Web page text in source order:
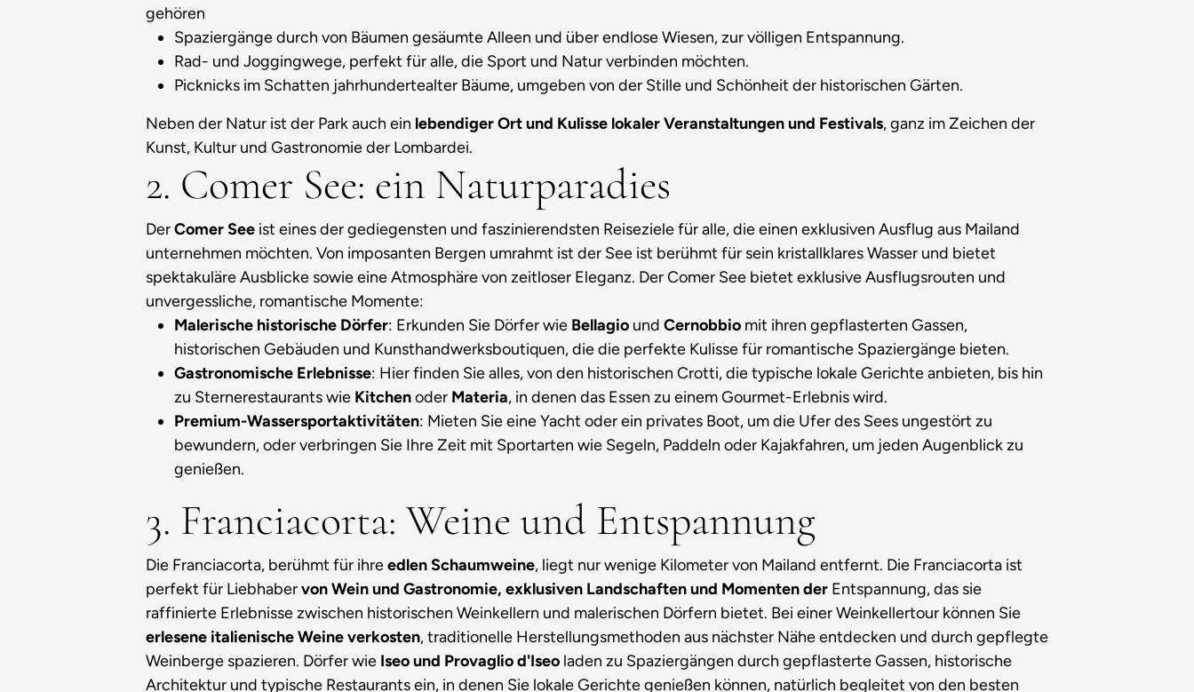
gehören
Spaziergänge durch von Bäumen gesäumte Alleen und über endlose Wiesen, zur völligen Entspannung.
Rad- und Joggingwege, perfekt für alle, die Sport und Natur verbinden möchten.
Picknicks im Schatten jahrhundertealter Bäume, umgeben von der Stille und Schönheit der historischen Gärten.
Neben der Natur ist der Park auch ein lebendiger Ort und Kulisse lokaler Veranstaltungen und Festivals, ganz im Zeichen der
Kunst, Kultur und Gastronomie der Lombardei.
2. Comer See: ein Naturparadies
DerComer See ist eines der gediegensten und faszinierendsten Reiseziele für alle, die einen exklusiven Ausflug aus Mailand
unternehmen möchten. Von imposanten Bergen umrahmt ist der See ist berühmt für sein kristallklares Wasser und bietet
spektakuläre Ausblicke sowie eine Atmosphäre von zeitloser Eleganz. Der Comer See bietet exklusive Ausflugsrouten und
unvergessliche, romantische Momente:
Malerische historische Dörfer: Erkunden Sie Dörfer wie Bellagio und Cernobbio mit ihren gepflasterten Gassen,
historischen Gebäuden und Kunsthandwerksboutiquen, die die perfekte Kulisse für romantische Spaziergänge bieten.
Gastronomische Erlebnisse: Hier finden Sie alles, von den historischen Crotti, die typische lokale Gerichte anbieten, bis hin
zu Sternerestaurants wie Kitchenoder Materia, in denen das Essen zu einem Gourmet-Erlebnis wird.
Premium-Wassersportaktivitäten: Mieten Sie eine Yacht oder ein privates Boot, um die Ufer des Sees ungestört zu
bewundern, oder verbringen Sie Ihre Zeit mit Sportarten wie Segeln, Paddeln oder Kajakfahren, um jeden Augenblick zu
genießen.
3. Franciacorta: Weine und Entspannung
Die Franciacorta, berühmt für ihreedlen Schaumweine, liegt nur wenige Kilometer von Mailand entfernt. Die Franciacorta ist
perfekt für Liebhabervon Wein und Gastronomie, exklusiven Landschaften und Momenten der Entspannung, das sie
raffinierte Erlebnisse zwischen historischen Weinkellern und malerischen Dörfern bietet. Bei einer Weinkellertour können Sie
erlesene italienische Weine verkosten, traditionelle Herstellungsmethoden aus nächster Nähe entdecken und durch gepflegte
Weinberge spazieren. Dörfer wie Iseo und Provaglio d'Iseo laden zu Spaziergängen durch gepflasterte Gassen, historische
Architektur und typische Restaurants ein, in denen Sie lokale Gerichte genießen können, natürlich begleitet von den besten